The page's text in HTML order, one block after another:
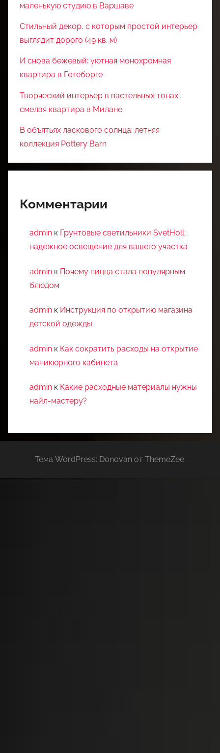
маленькую студию в Варшаве
Стильный декор, с которым простой интерьер
выглядит дорого (49 кв. м)
И снова бежевый: уютная монохромная
квартира в Гетеборге
Творческий интерьер в пастельных тонах:
смелая квартира в Милане
В объятьях ласкового солнца: летняя
коллекция Pottery Barn
Комментарии
admin к Грунтовые светильники SvetHoll:
надежное освещение для вашего участка
admin к Почему пицца стала популярным
блюдом
admin к Инструкция по открытию магазина
детской одежды
admin к Как сократить расходы на открытие
маникюрного кабинета
admin к Какие расходные материалы нужны
найл-мастеру?
Тема WordPress: Donovan от ThemeZee.